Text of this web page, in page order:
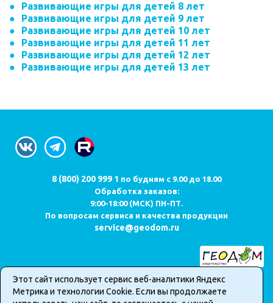
Развивающие игры для детей 8 лет
Развивающие игры для детей 9 лет
Развивающие игры для детей 10 лет
Развивающие игры для детей 11 лет
Развивающие игры для детей 12 лет
Развивающие игры для детей 13 лет
8 (800) 200 999 1 по будням с 9.00 до 18.00
Обработка заказов:
9:00-18:00 (МСК) ПН-ПТ.
По вопросам сервиса и качества продукции
service@geodom.ru
Карта сайта
Этот сайт использует сервис веб-аналитики Яндекс
Метрика и технологии Cookie. Если вы продолжаете